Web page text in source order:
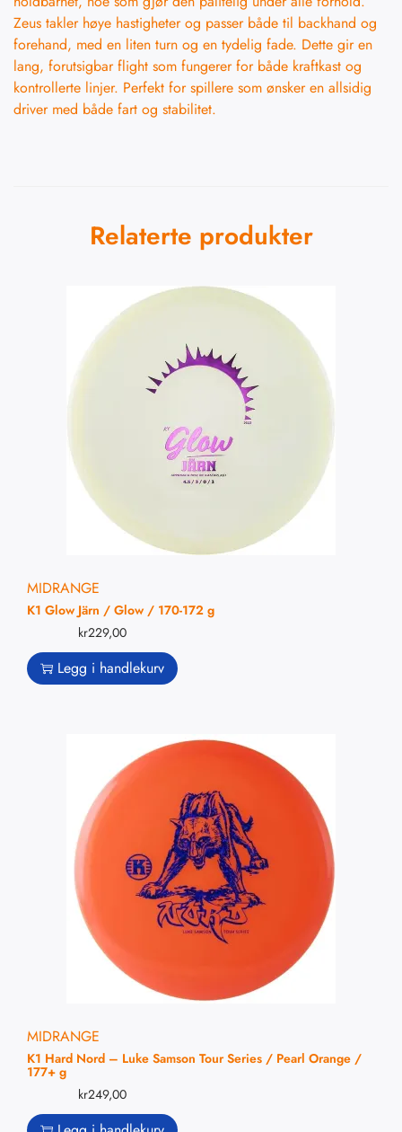
Zeus takler høye hastigheter og passer både til backhand og
forehand, med en liten turn og en tydelig fade. Dette gir en
lang, forutsigbar flight som fungerer for både kraftkast og
kontrollerte linjer. Perfekt for spillere som ønsker en allsidig
driver med både fart og stabilitet.
Relaterte produkter
MIDRANGE
K1 Glow Järn / Glow / 170-172 g
kr229,00
Legg i handlekurv
MIDRANGE
K1 Hard Nord – Luke Samson Tour Series / Pearl Orange /
177+ g
kr249,00